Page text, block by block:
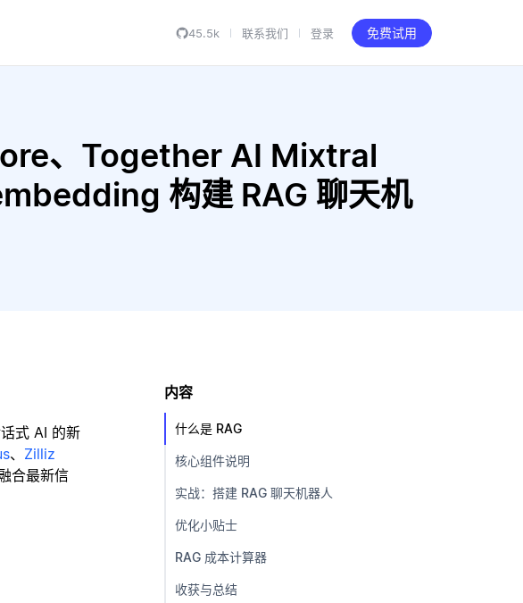
45.5k 联系我们 登录 免费试用
、Together AI Mixtral
构建 RAG 聊天机
式 AI 的新
、 Zilliz
合最新信
内容
什么是 RAG
核心组件说明
实战：搭建 RAG 聊天机器人
优化小贴士
RAG 成本计算器
收获与总结